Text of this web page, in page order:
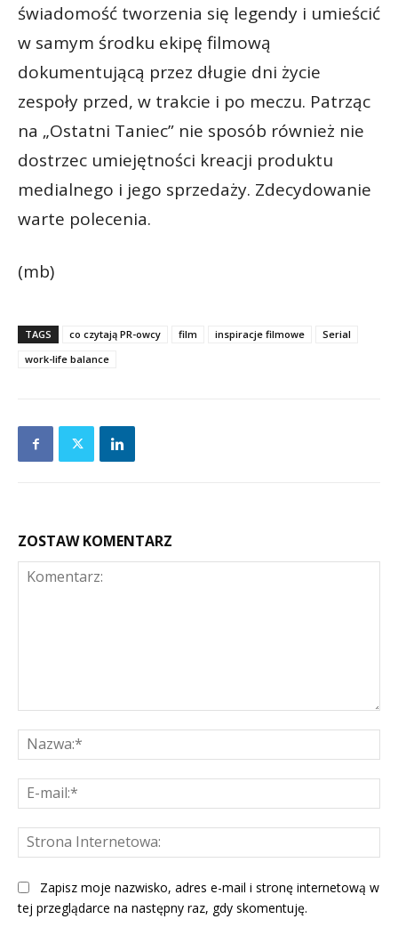
świadomość tworzenia się legendy i umieścić
w samym środku ekipę filmową
dokumentującą przez długie dni życie
zespoły przed, w trakcie i po meczu. Patrząc
na „Ostatni Taniec” nie sposób również nie
dostrzec umiejętności kreacji produktu
medialnego i jego sprzedaży. Zdecydowanie
warte polecenia.
(mb)
TAGS co czytają PR-owcy film inspiracje filmowe
Serial
work-life balance
ZOSTAW KOMENTARZ
Zapisz moje nazwisko, adres e-mail i stronę internetową w
tej przeglądarce na następny raz, gdy skomentuję.